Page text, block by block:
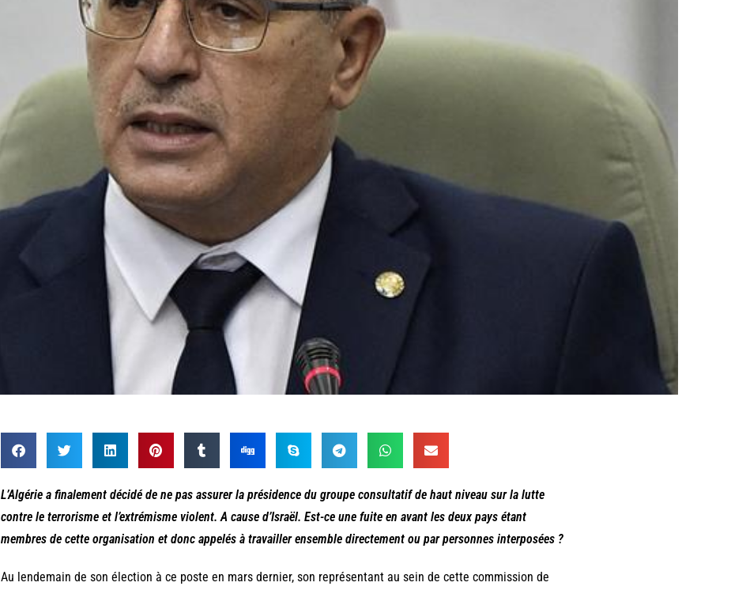
L’Algérie a finalement décidé de ne pas assurer la présidence du groupe consultatif de haut niveau sur la lutte
contre le terrorisme et l’extrémisme violent. A cause d’Israël. Est-ce une fuite en avant les deux pays étant
membres de cette organisation et donc appelés à travailler ensemble directement ou par personnes interposées ?
Au lendemain de son élection à ce poste en mars dernier, son représentant au sein de cette commission de